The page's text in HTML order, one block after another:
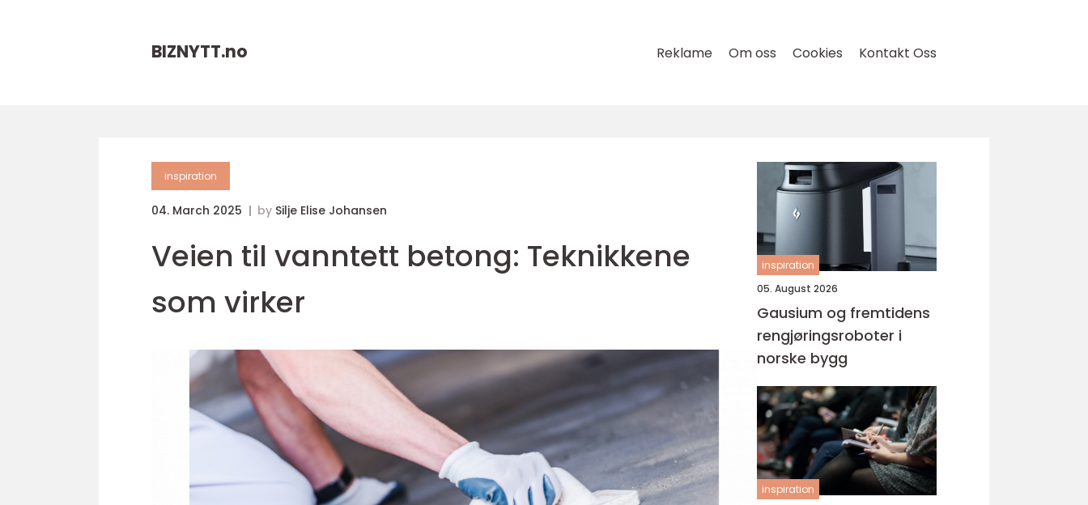
BIZNYTT.no Reklame Om oss Cookies Kontakt Oss
inspiration
04. March 2025 by Silje Elise Johansen
Veien til vanntett betong: Teknikkene
som virker
inspiration
05. August 2026
Gausium og fremtidens
rengjøringsroboter i
norske bygg
inspiration